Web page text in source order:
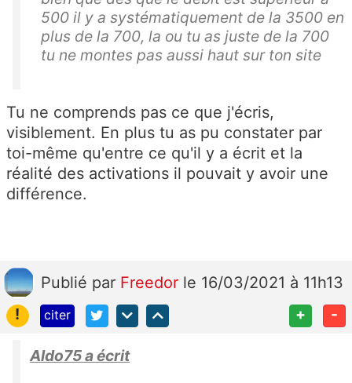
500 il y a systématiquement de la 3500 en
plus de la 700, la ou tu as juste de la 700
tu ne montes pas aussi haut sur ton site
Tu ne comprends pas ce que j'écris,
visiblement. En plus tu as pu constater par
toi-même qu'entre ce qu'il y a écrit et la
réalité des activations il pouvait y avoir une
différence.
Publié par Freedor le 16/03/2021 à 11h13
!
citer + -
Aldo75 a écrit